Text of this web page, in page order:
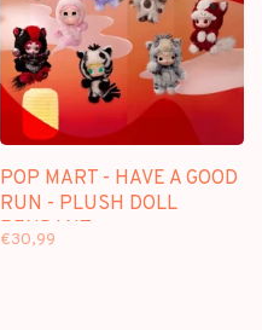
POP MART - HAVE A GOOD
RUN - PLUSH DOLL
PENDANT
€30,99